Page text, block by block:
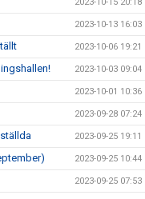
2023-10-13 16:03
2023-10-06 19:21
2023-10-03 09:04
2023-10-01 10:36
2023-09-28 07:24
2023-09-25 19:11
2023-09-25 10:44
2023-09-25 07:53